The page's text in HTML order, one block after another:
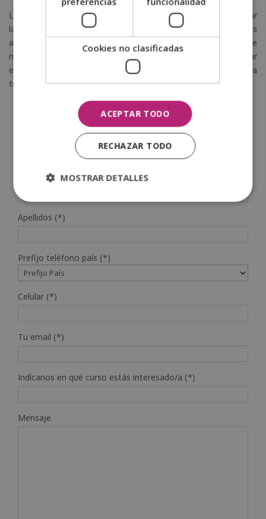
Las carreras con obstáculos
añaden dificultad para alcanzar
la victoria. Además de la velocidad, es importante tener otras
aptitudes activas como la agilidad mental y la capacidad de
movilidad articular. Por ello, es una gran opción para trabajar
estos aspectos, más allá de lo que implique ganar una carrera
tradicional.
SOLICITA MÁS INFORMACIÓN
Nombre (*)
Apellidos (*)
Prefijo teléfono país (*)
Celular (*)
Tu email (*)
Indícanos en qué curso estás interesado/a (*)
Mensaje
Cookies no clasificadas
ACEPTAR TODO
RECHAZAR TODO
MOSTRAR DETALLES